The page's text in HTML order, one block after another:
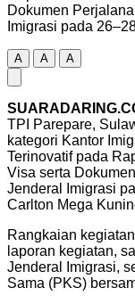
Dokumen
Imigrasi pada
A A A
TPI Parepare,
kategori Kantor
Terinovatif pada
Visa serta
Jenderal Imigrasi
Carlton Mega
Rangkaian
laporan kegiatan,
Jenderal Imigrasi,
Sama (PKS)